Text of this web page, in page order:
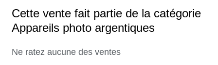
Cette vente fait partie de la catégorie
Appareils photo argentiques
Ne ratez aucune des ventes